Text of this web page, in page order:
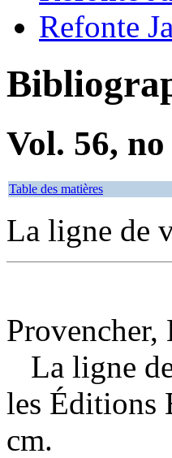
Refonte
Vol. 56,
Table des matières
La ligne de
La ligne
les Éditions
cm.